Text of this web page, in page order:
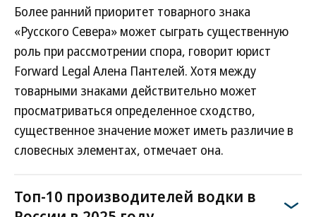
Более ранний приоритет товарного знака
«Русского Севера» может сыграть существенную
роль при рассмотрении спора, говорит юрист
Forward Legal Алена Пантелей. Хотя между
товарными знаками действительно может
просматриваться определенное сходство,
существенное значение может иметь различие в
словесных элементах, отмечает она.
Топ-10 производителей водки в